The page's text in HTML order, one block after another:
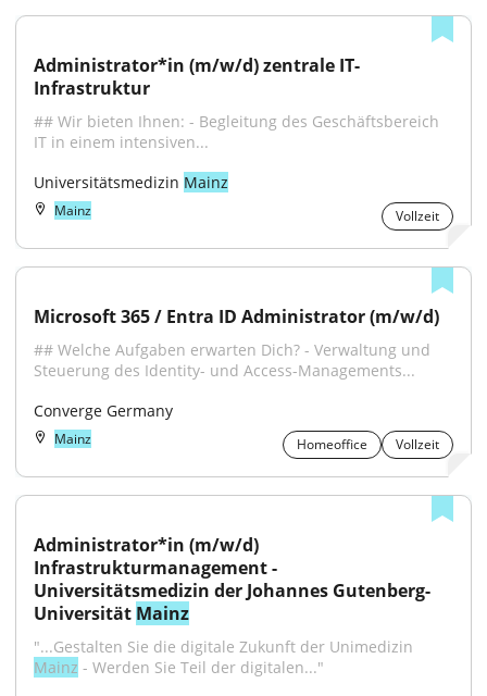
Administrator*in (m/w/d) zentrale IT-
Infrastruktur
## Wir bieten Ihnen: - Begleitung des Geschäftsbereich
IT in einem intensiven...
Universitätsmedizin Mainz
Mainz Vollzeit
Microsoft 365 / Entra ID Administrator (m/w/d)
## Welche Aufgaben erwarten Dich? - Verwaltung und
Steuerung des Identity- und Access-Managements...
Converge Germany
Mainz Homeoffice Vollzeit
Administrator*in (m/w/d)
Infrastrukturmanagement -
Universitätsmedizin der Johannes Gutenberg-
Universität Mainz
Mainz - Werden Sie Teil der digitalen..."